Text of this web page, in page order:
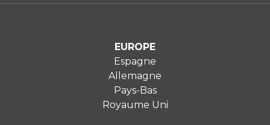
EUROPE
Espagne
Allemagne
Pays-Bas
Royaume Uni